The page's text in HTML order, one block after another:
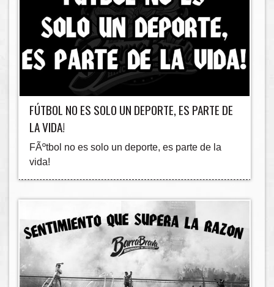
FÚTBOL NO ES SOLO UN DEPORTE, ES PARTE DE
LA VIDA!
FÃºtbol no es solo un deporte, es parte de la
vida!